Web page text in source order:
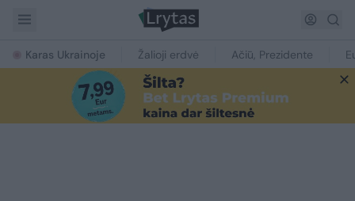
Karas Ukrainoje Žalioji erdvė Ačiū, Prezidente